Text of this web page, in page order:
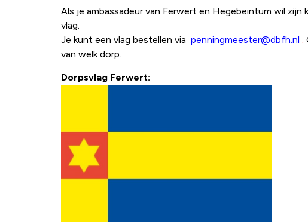
Als je ambassadeur van Ferwert en Hegebeintum wil
vlag.
Je kunt een vlag bestellen via penningmeester@dbfh.nl .
van welk dorp.
Dorpsvlag Ferwert: